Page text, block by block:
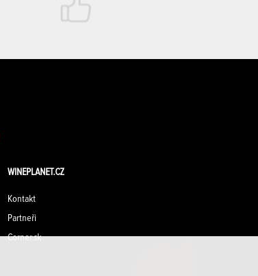
WINEPLANET.CZ
Kontakt
Partneři
Corner.sk